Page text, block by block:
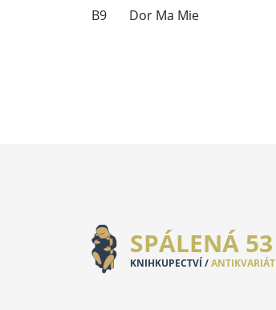
B9 Dor Ma Mie
SPÁLENÁ 53
KNIHKUPECTVÍ /ANTIKVARIÁT